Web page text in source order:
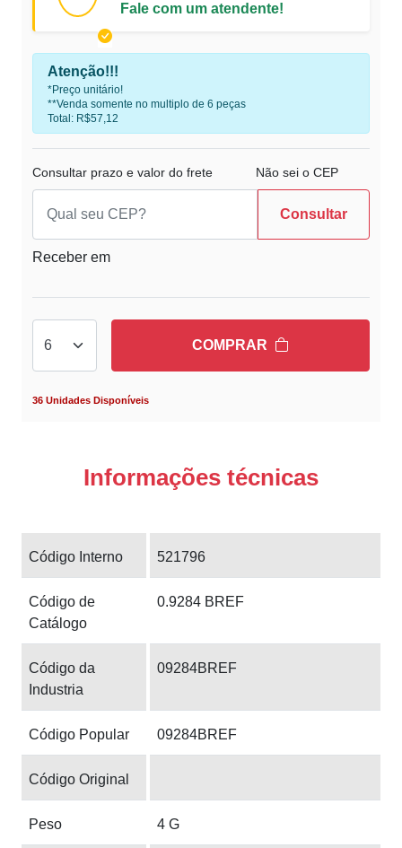
Fale com um atendente!
Atenção!!!
*Preço unitário!
**Venda somente no multiplo de 6 peças
Total: R$57,12
Consultar prazo e valor do frete Não sei o CEP
Consultar
Receber em
COMPRAR
36 Unidades Disponíveis
Informações técnicas
Código Interno 521796
Código de
Catálogo
0.9284 BREF
Código da
Industria
09284BREF
Código Popular 09284BREF
Código Original
Peso 4 G